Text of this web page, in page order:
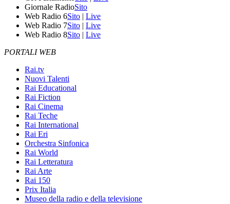
Giornale RadioSito
Web Radio 6Sito | Live
Web Radio 7Sito | Live
Web Radio 8Sito | Live
PORTALI WEB
Rai.tv
Nuovi Talenti
Rai Educational
Rai Fiction
Rai Cinema
Rai Teche
Rai International
Rai Eri
Orchestra Sinfonica
Rai World
Rai Letteratura
Rai Arte
Rai 150
Prix Italia
Museo della radio e della televisione